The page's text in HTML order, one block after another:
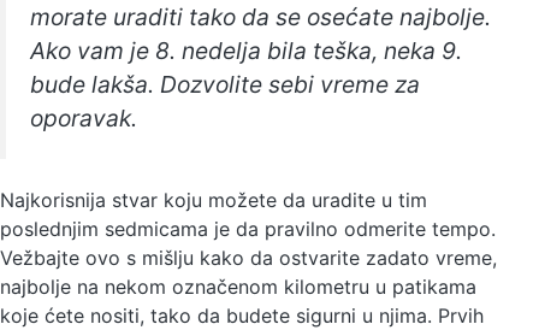
morate uraditi tako da se osećate najbolje.
Ako vam je 8. nedelja bila teška, neka 9.
bude lakša. Dozvolite sebi vreme za
oporavak.
Najkorisnija stvar koju možete da uradite u tim
poslednjim sedmicama je da pravilno odmerite tempo.
Vežbajte ovo s mišlju kako da ostvarite zadato vreme,
najbolje na nekom označenom kilometru u patikama
koje ćete nositi, tako da budete sigurni u njima. Prvih